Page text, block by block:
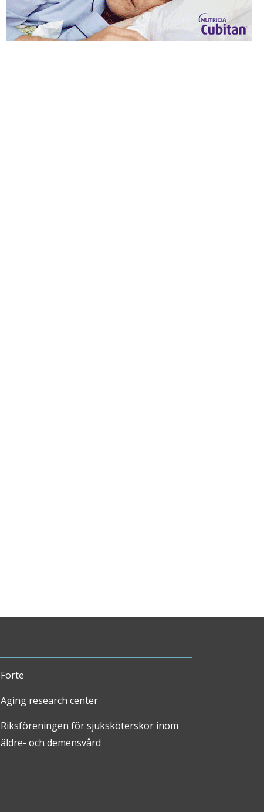
Forte
Aging research center
Riksföreningen för sjuksköterskor inom
äldre- och demensvård